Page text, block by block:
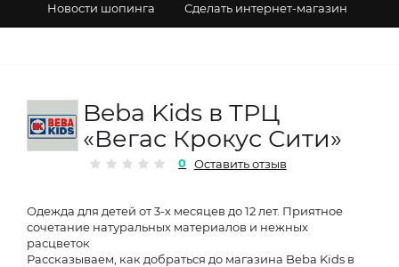
Новости шопинга Сделать интернет-магазин
Beba Kids в ТРЦ
«Вегас Крокус Сити»
0 Оставить отзыв
Одежда для детей от 3-х месяцев до 12 лет. Приятное
сочетание натуральных материалов и нежных
расцветок
Рассказываем, как добраться до магазина Beba Kids в